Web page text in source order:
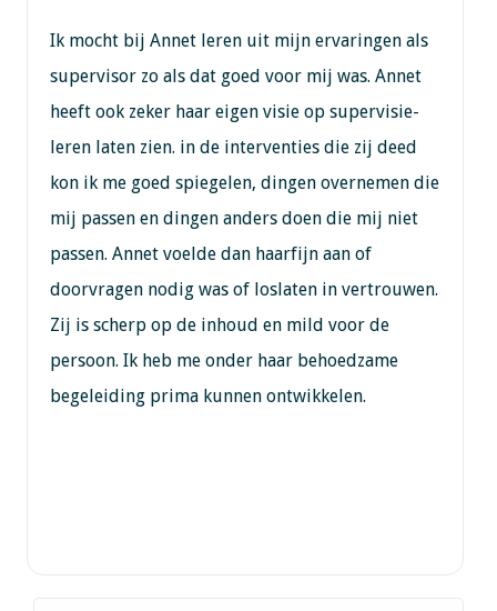
Ik mocht bij Annet leren uit mijn ervaringen als
supervisor zo als dat goed voor mij was. Annet
heeft ook zeker haar eigen visie op supervisie-
leren laten zien. in de interventies die zij deed
kon ik me goed spiegelen, dingen overnemen die
mij passen en dingen anders doen die mij niet
passen. Annet voelde dan haarfijn aan of
doorvragen nodig was of loslaten in vertrouwen.
Zij is scherp op de inhoud en mild voor de
persoon. Ik heb me onder haar behoedzame
begeleiding prima kunnen ontwikkelen.